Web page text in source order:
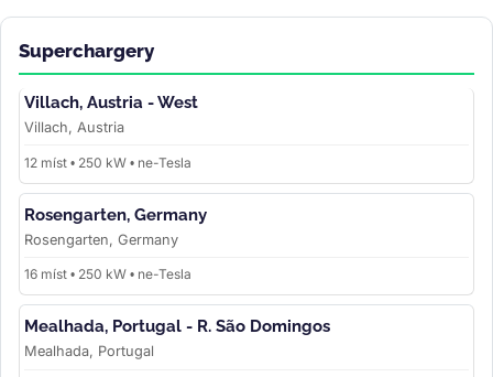
Superchargery
Villach, Austria - West
Villach, Austria
12 míst • 250 kW • ne-Tesla
Rosengarten, Germany
Rosengarten, Germany
16 míst • 250 kW • ne-Tesla
Mealhada, Portugal - R. São Domingos
Mealhada, Portugal